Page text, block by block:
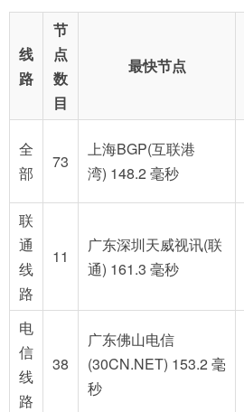
线
路
节
点
数
目
最快节点
全
部
73
上海BGP(互联港
湾) 148.2 毫秒
联
通
线
路
11
广东深圳天威视讯(联
通) 161.3 毫秒
电
信
线
路
38
广东佛山电信
(30CN.NET) 153.2 毫
秒